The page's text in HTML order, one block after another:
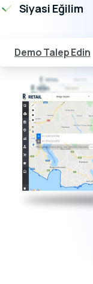
Siyasi Eğilim
Demo Talep Edin